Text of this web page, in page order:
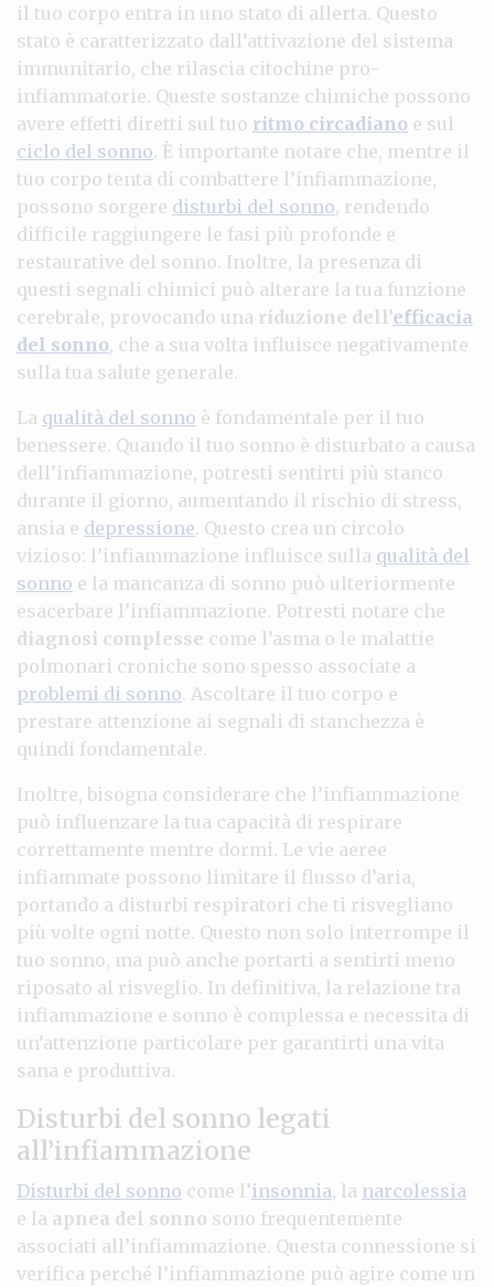
il tuo corpo entra in uno stato di allerta. Questo
stato è caratterizzato dall’attivazione del sistema
immunitario, che rilascia citochine pro-
infiammatorie. Queste sostanze chimiche possono
avere effetti diretti sul tuo ritmo circadiano e sul
ciclo del sonno. È importante notare che, mentre il
tuo corpo tenta di combattere l’infiammazione,
possono sorgere disturbi del sonno, rendendo
difficile raggiungere le fasi più profonde e
restaurative del sonno. Inoltre, la presenza di
questi segnali chimici può alterare la tua funzione
cerebrale, provocando una riduzione dell’efficacia
del sonno, che a sua volta influisce negativamente
sulla tua salute generale.
La qualità del sonno è fondamentale per il tuo
benessere. Quando il tuo sonno è disturbato a causa
dell’infiammazione, potresti sentirti più stanco
durante il giorno, aumentando il rischio di stress,
ansia e depressione. Questo crea un circolo
vizioso: l’infiammazione influisce sulla qualità del
sonno e la mancanza di sonno può ulteriormente
esacerbare l’infiammazione. Potresti notare che
diagnosi complesse come l’asma o le malattie
polmonari croniche sono spesso associate a
problemi di sonno. Ascoltare il tuo corpo e
prestare attenzione ai segnali di stanchezza è
quindi fondamentale.
Inoltre, bisogna considerare che l’infiammazione
può influenzare la tua capacità di respirare
correttamente mentre dormi. Le vie aeree
infiammate possono limitare il flusso d’aria,
portando a disturbi respiratori che ti risvegliano
più volte ogni notte. Questo non solo interrompe il
tuo sonno, ma può anche portarti a sentirti meno
riposato al risveglio. In definitiva, la relazione tra
infiammazione e sonno è complessa e necessita di
un’attenzione particolare per garantirti una vita
sana e produttiva.
Disturbi del sonno legati
all’infiammazione
Disturbi del sonno come l’insonnia, la narcolessia
e la apnea del sonno sono frequentemente
associati all’infiammazione. Questa connessione si
verifica perché l’infiammazione può agire come un